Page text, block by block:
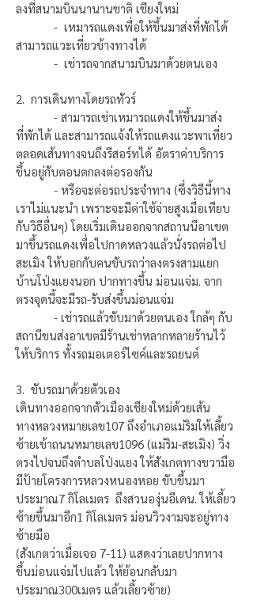
ลงที่สนามบินนานานชาติ เชียงใหม่
- เหมารถแดงเพื่อให้ขึ้นมาส่งที่พักได้
สามารถแวะเที่ยวข้างทางได้
- เช่ารถจากสนามบินมาด้วยตนเอง
2. การเดินทางโดยรถทัวร์
- สามารถเช่าเหมารถแดงให้ขึ้นมาส่ง
ที่พักได้ และสามารถแจ้งให้รถแดงแวะพาเที่ยว
ตลอดเส้นทางจนถึงรีสอร์ทได้ อัตราค่าบริการ
ขึ้นอยู่กับตอนตกลงต่อรองกัน
- หรือจะต่อรถประจำทาง (ซึ่งวิธีนี้ทาง
เราไม่แนะนำ เพราะจะมีค่าใช้จ่ายสูงเมื่อเทียบ
กับวิธีอื่นๆ) โดยเริ่มเดินออกจากสถานนีอาเขต
มาขึ้นรถแดงเพื่อไปกาดหลวงแล้วนั่งรถต่อไป
สะเมิง ให้บอกกับคนขับรถว่าลงตรงสามแยก
บ้านโป่งแยงนอก ปากทางขึ้น ม่อนแจ่ม. จาก
ตรงจุดนี้จะมีรถ-รับส่งขึ้นม่อนแจ่ม
- เช่ารถแล้วขับมาด้วยตนเอง ใกล้ๆ กับ
สถานีขนส่งอาเขตมีร้านเช่าหลากหลายร้านไว้
ให้บริการ ทั้งรถมอเตอร์ไซค์และรถยนต์
3. ขับรถมาด้วยตัวเอง
เดินทางออกจากตัวเมืองเชียงใหม่ด้วยเส้น
ทางหลวงหมายเลข107 ถึงอำเภอแม่ริมให้เลี้ยว
ซ้ายเข้าถนนหมายเลข1096 (แม่ริม-สะเมิง) วิ่ง
ตรงไปจนถึงตำบลโป่งแยง ให้สังเกตทางขวามือ
มีป้ายโครงการหลวงหนองหอย ขับขึ้นมา
ประมาณ7 กิโลเมตร ถึงสวนองุ่นอีเดน. ให้เลี้ยว
ซ้ายขึ้นมาอีก1 กิโลเมตร ม่อนวิวงามจะอยู่ทาง
ซ้ายมือ
(สังเกตว่าเมื่อเจอ 7-11) แสดงว่าเลยปากทาง
ขึ้นม่อนแจ่มไปแล้ว ให้ย้อนกลับมา
ประมาณ300เมตร แล้วเลี้ยวซ้าย)